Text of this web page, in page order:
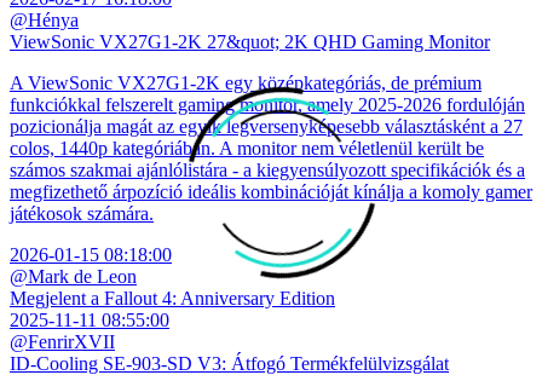
@Hénya
ViewSonic VX27G1-2K 27&quot; 2K QHD Gaming Monitor
A ViewSonic VX27G1-2K egy középkategóriás, de prémium
funkciókkal felszerelt gaming monitor, amely 2025-2026 fordulóján
pozicionálja magát az egyik legversenyképesebb választásként a 27
colos, 1440p kategóriában. A monitor nem véletlenül került be
számos szakmai ajánlólistára - a kiegyensúlyozott specifikációk és a
megfizethető árpozíció ideális kombinációját kínálja a komoly gamer
játékosok számára.
2026-01-15 08:18:00
@Mark de Leon
Megjelent a Fallout 4: Anniversary Edition
2025-11-11 08:55:00
@FenrirXVII
ID-Cooling SE-903-SD V3: Átfogó Termékfelülvizsgálat